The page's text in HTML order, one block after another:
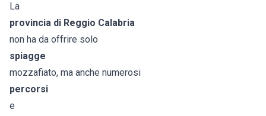
La
provincia di Reggio Calabria
non ha da offrire solo
spiagge
mozzafiato, ma anche numerosi
percorsi
e